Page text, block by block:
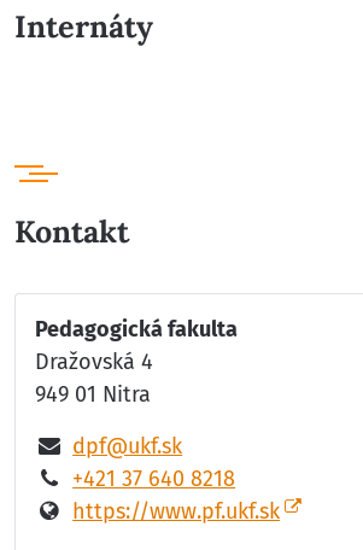
Internáty
Kontakt
Pedagogická fakulta
Dražovská 4
949 01 Nitra
dpf@ukf.sk
+421 37 640 8218
https://www.pf.ukf.sk